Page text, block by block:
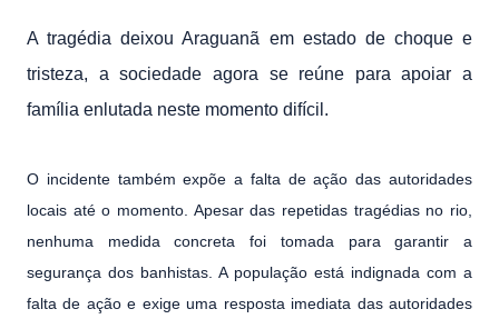
A tragédia deixou Araguanã em estado de choque e
tristeza, a sociedade agora se reúne para apoiar a
família enlutada neste momento difícil.
O incidente também expõe a falta de ação das autoridades
locais até o momento. Apesar das repetidas tragédias no rio,
nenhuma medida concreta foi tomada para garantir a
segurança dos banhistas. A população está indignada com a
falta de ação e exige uma resposta imediata das autoridades